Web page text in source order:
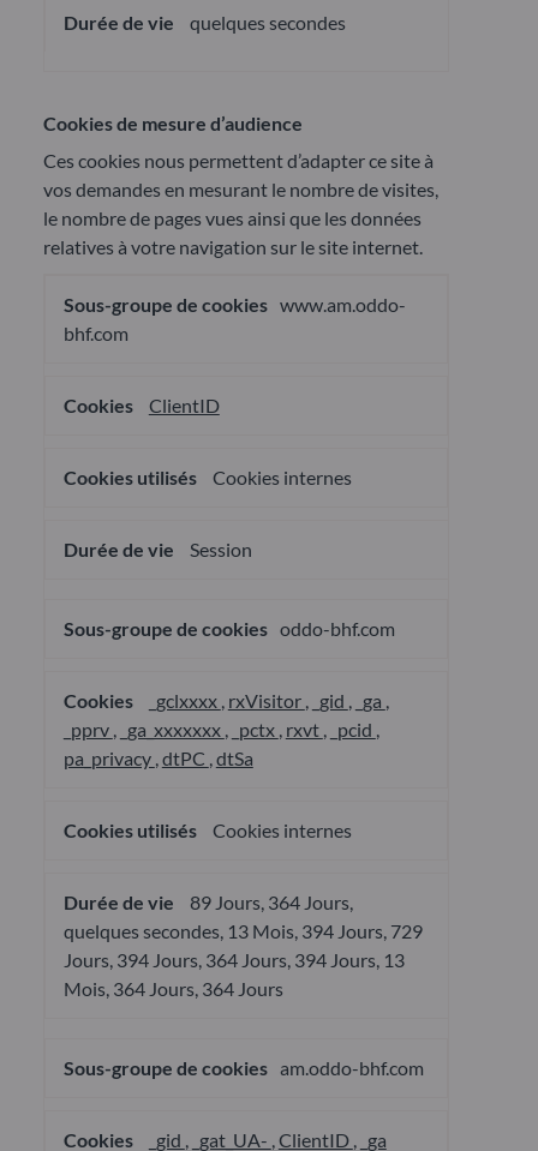
quelques secondes
Cookies de mesure d’audience
Ces cookies nous permettent d’adapter ce site à
vos demandes en mesurant le nombre de visites,
le nombre de pages vues ainsi que les données
relatives à votre navigation sur le site internet.
mesure
www.am.oddo-
bhf.com
ClientID
Cookies internes
Session
oddo-bhf.com
_gclxxxx , rxVisitor , _gid , _ga ,
_pprv , _ga_xxxxxxx , _pctx , rxvt , _pcid ,
pa_privacy ,dtPC ,dtSa
Cookies internes
89 Jours, 364 Jours,
quelques secondes, 13 Mois, 394 Jours, 729
Jours, 394 Jours, 364 Jours, 394 Jours, 13
Mois, 364 Jours, 364 Jours
am.oddo-bhf.com
_gid , _gat_UA- ,ClientID , _ga